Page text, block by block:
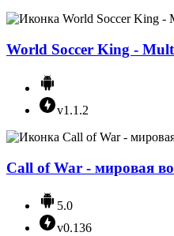
World Soccer King -
v1.1.2
Call of War - мировая
5.0
v0.136